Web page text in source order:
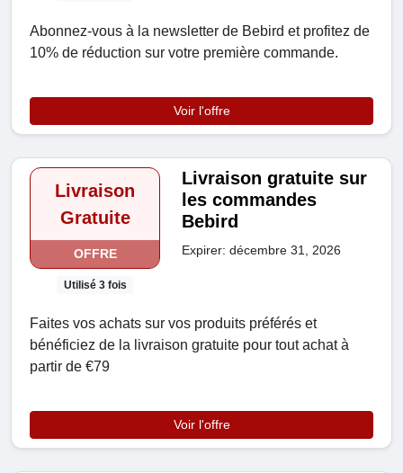
Abonnez-vous à la newsletter de Bebird et profitez de
10% de réduction sur votre première commande.
Voir l'offre
Livraison
Gratuite
OFFRE
Utilisé 3 fois
Livraison gratuite sur
les commandes
Bebird
Expirer: décembre 31, 2026
Faites vos achats sur vos produits préférés et
bénéficiez de la livraison gratuite pour tout achat à
partir de €79
Voir l'offre